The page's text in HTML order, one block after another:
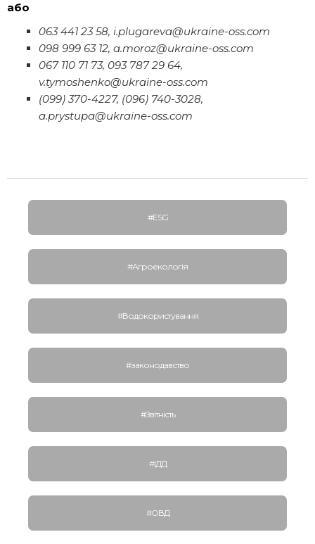
або
063 441 23 58, i.plugareva@ukraine-oss.com
098 999 63 12, a.moroz@ukraine-oss.com
067 110 71 73, 093 787 29 64,
v.tymoshenko@ukraine-oss.com
(099) 370-4227, (096) 740-3028,
a.prystupa@ukraine-oss.com
#ESG
#Агроекологія
#Водокористування
#законодавство
#Звітність
#ІДД
#ОВД